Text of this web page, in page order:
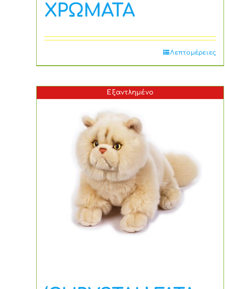
ΧΡΩΜΑΤΑ
Λεπτομέρειες
Εξαντλημένο